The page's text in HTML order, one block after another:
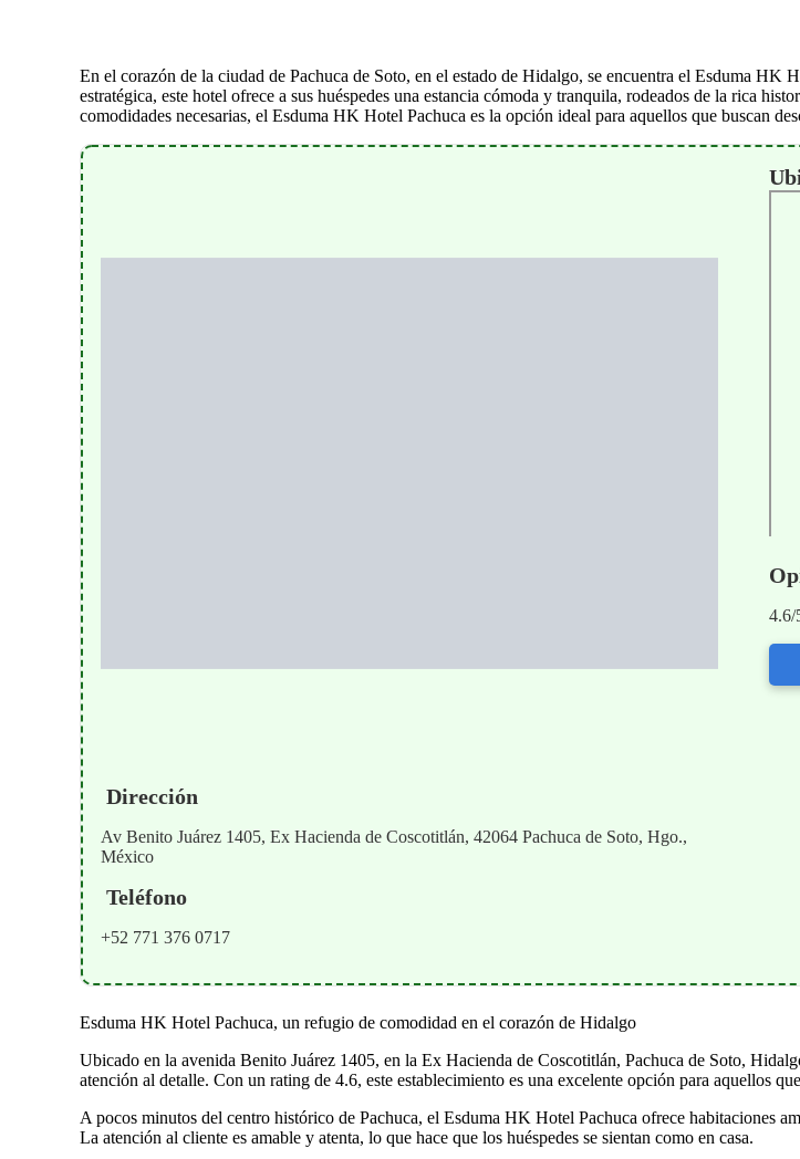
En el corazón de la ciudad de Pachuca de Soto, en el estado de Hidalgo, se encuentra el Esduma HK
estratégica, este hotel ofrece a sus huéspedes una estancia cómoda y tranquila, rodeados de la rica
comodidades necesarias, el Esduma HK Hotel Pachuca es la opción ideal para aquellos que buscan
Dirección
Av Benito Juárez 1405, Ex Hacienda de Coscotitlán, 42064 Pachuca de Soto, Hgo.,
México
Teléfono
+52 771 376 0717
4.6/
Esduma HK Hotel Pachuca, un refugio de comodidad en el corazón de Hidalgo
Ubicado en la avenida Benito Juárez 1405, en la Ex Hacienda de Coscotitlán, Pachuca de Soto,
atención al detalle. Con un rating de 4.6, este establecimiento es una excelente opción para aquellos
A pocos minutos del centro histórico de Pachuca, el Esduma HK Hotel Pachuca ofrece habitaciones
La atención al cliente es amable y atenta, lo que hace que los huéspedes se sientan como en casa.